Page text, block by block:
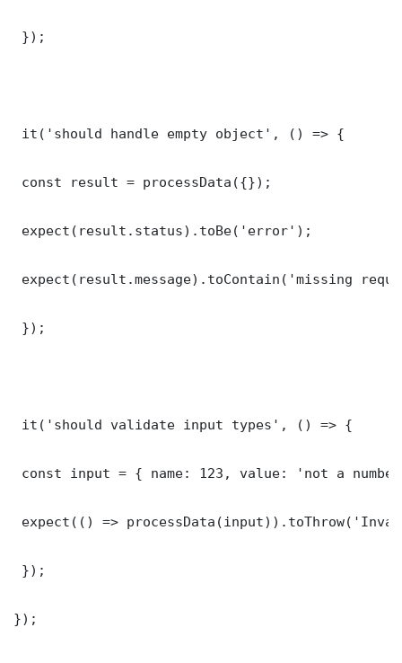
});
it('should handle empty object', () => {
const result = processData({});
expect(result.status).toBe('error');
expect(result.message).toContain('missing
});
it('should validate input types', () => {
const input = { name: 123, value: 'not a
expect(() =>
});
});